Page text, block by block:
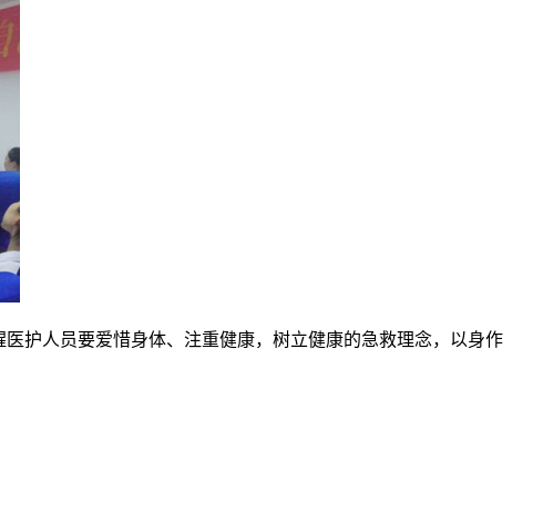
护人员要爱惜身体、注重健康，树立健康的急救理念，以身作